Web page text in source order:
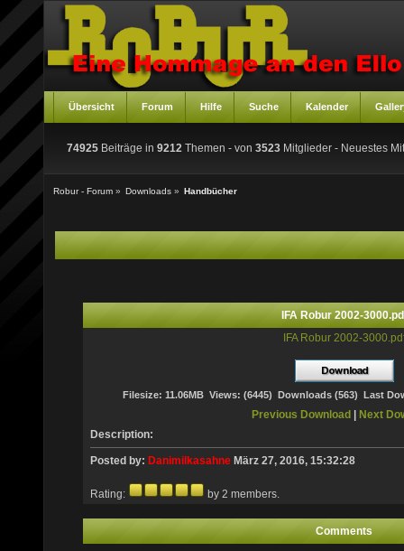
Übersicht Forum Hilfe Suche Kalender
74925 Beiträge in 9212 Themen - von 3523 Mitglieder - Neuestes
Robur - Forum » Downloads » Handbücher
IFA Robur 2002-
IFA Robur 2002-
Filesize: 11.06MB Views: (6445) Downloads (563) Last
Previous Download | Next
Description:
Posted by: DanimilkasahneMärz 27, 2016, 15:32:28
Rating: by 2 members.
Comments